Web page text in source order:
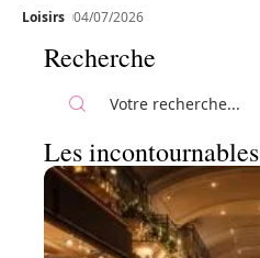
Loisirs 04/07/2026
Recherche
Les incontournables